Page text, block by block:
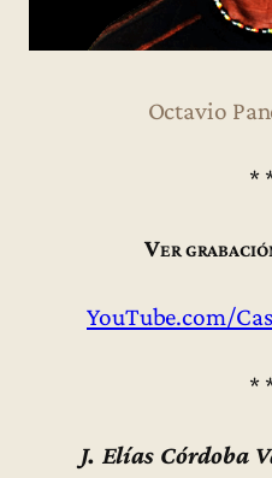
Octavio
*
Ver
YouTube.com/
*
J. Elías Córdoba